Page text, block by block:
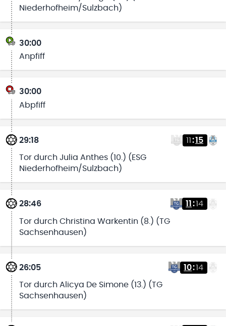
Niederhofheim/Sulzbach)
30:00
Anpfiff
30:00
Abpfiff
29:18 11 :15
Tor durch Julia Anthes (10.) (ESG
Niederhofheim/Sulzbach)
28:46 11 :14
Tor durch Christina Warkentin (8.) (TG
Sachsenhausen)
26:05 10:14
Tor durch Alicya De Simone (13.) (TG
Sachsenhausen)